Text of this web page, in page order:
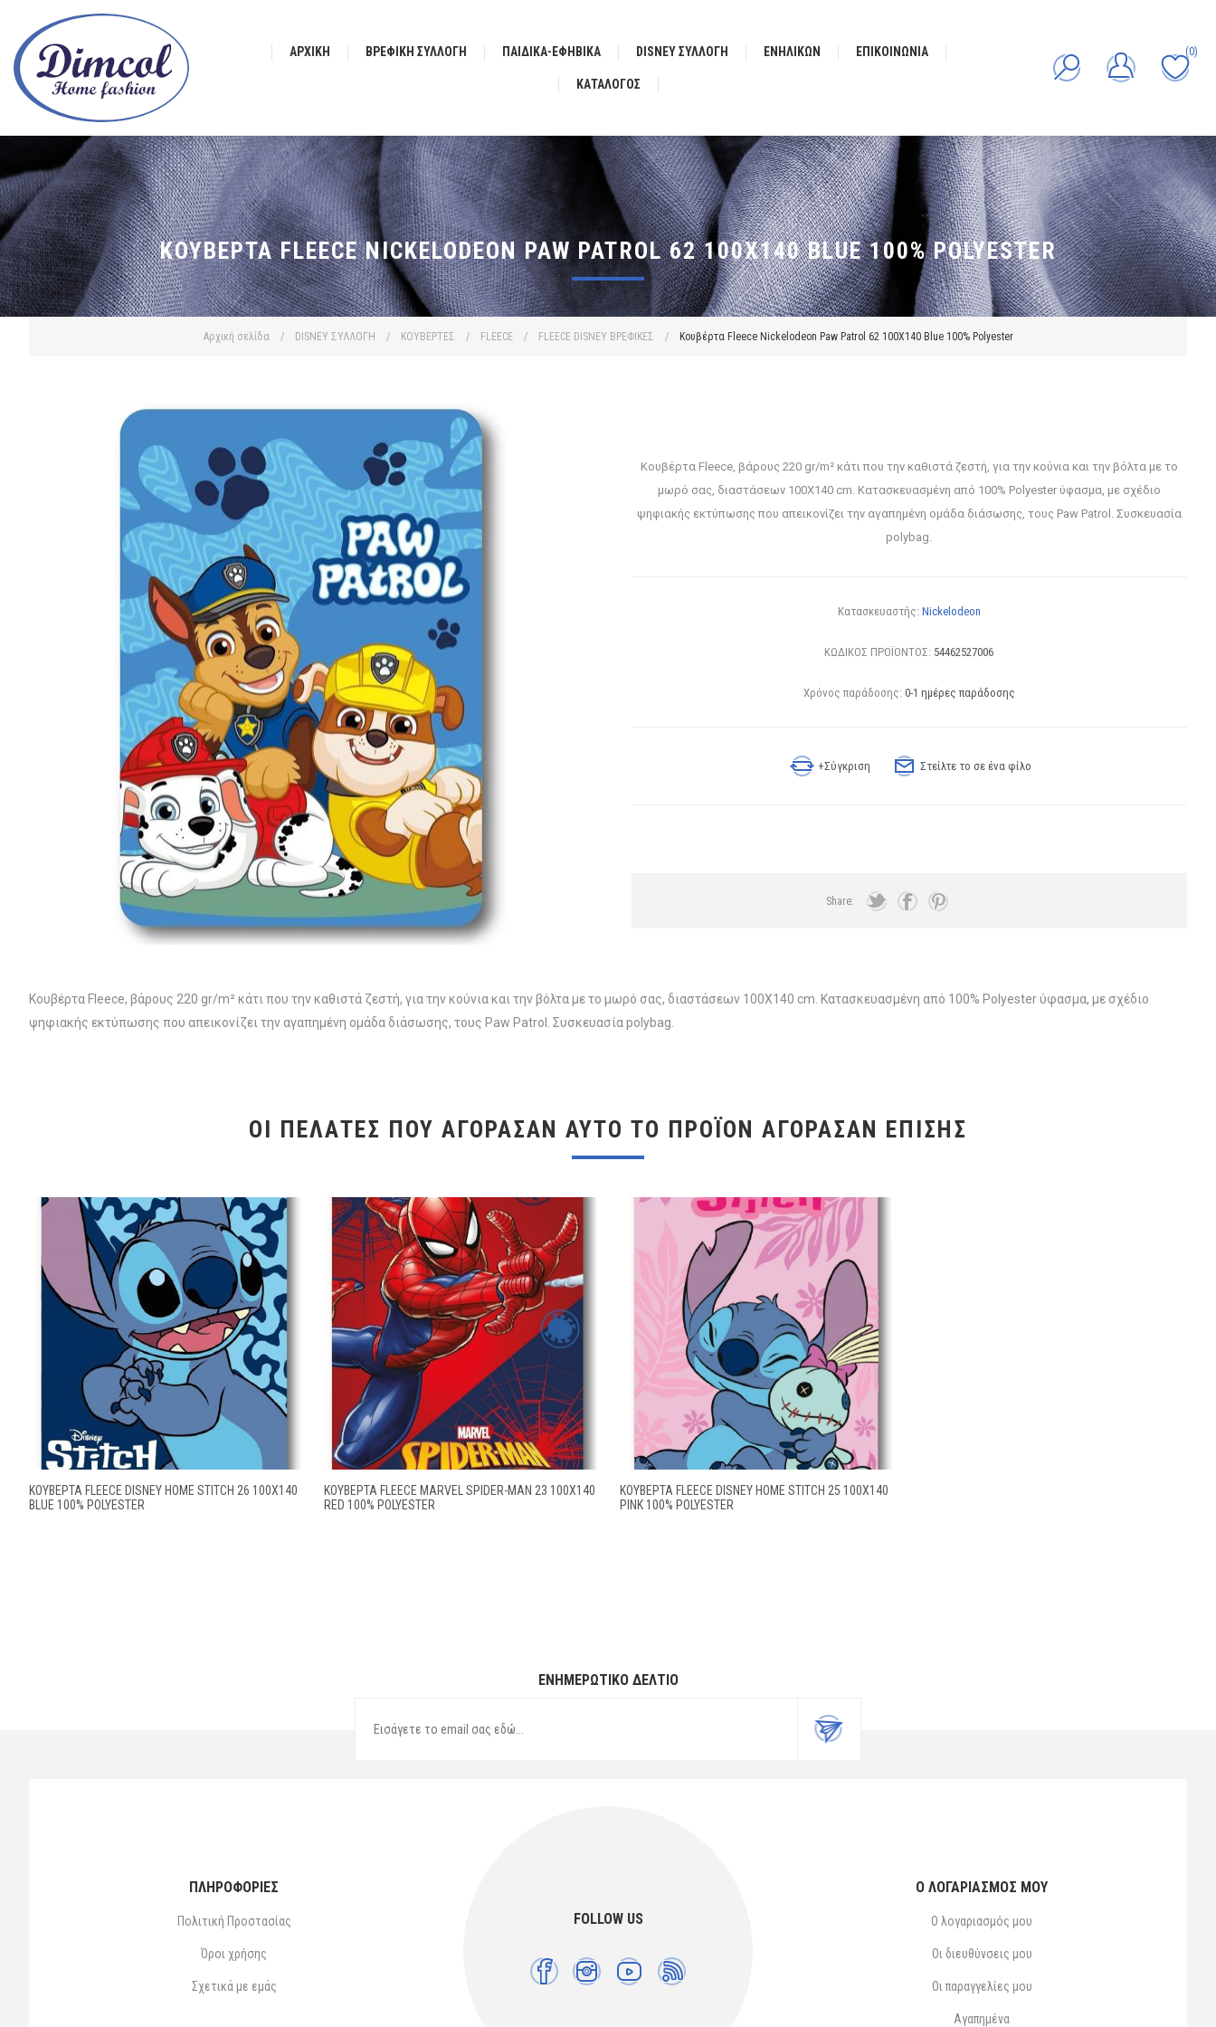
ΑΡΧΙΚΉ ΒΡΕΦΙΚΗ ΣΥΛΛΟΓΗ ΠΑΙΔΙΚΑ-ΕΦΗΒΙΚΑ DISNEY ΣΥΛΛΟΓΗ ΕΝΗΛΙΚΩΝ ΕΠΙΚΟΙΝΩΝΊΑ
ΚΑΤΆΛΟΓΟΣ
(0)
Αρχική σελίδα / DISNEY ΣΥΛΛΟΓΗ / ΚΟΥΒΕΡΤΕΣ / FLEECE / FLEECE DISNEY ΒΡΕΦΙΚΕΣ / Κουβέρτα Fleece Nickelodeon Paw Patrol 62 100X140 Blue 100% Polyester
ΚΟΥΒΈΡΤΑ FLEECE NICKELODEON PAW PATROL 62 100X140 BLUE 100% POLYESTER
Κουβέρτα Fleece, βάρους 220 gr/m² κάτι που την καθιστά ζεστή, για την κούνια και την βόλτα με το
μωρό σας, διαστάσεων 100X140 cm. Κατασκευασμένη από 100% Polyester ύφασμα, με σχέδιο
ψηφιακής εκτύπωσης που απεικονίζει την αγαπημένη ομάδα διάσωσης, τους Paw Patrol. Συσκευασία
polybag.
Κατασκευαστής: Nickelodeon
ΚΩΔΙΚΟΣ ΠΡΟΪΟΝΤΟΣ: 54462527006
Χρόνος παράδοσης: 0-1 ημέρες παράδοσης
+Σύγκριση Στείλτε το σε ένα φίλο
Share:
Κουβέρτα Fleece, βάρους 220 gr/m² κάτι που την καθιστά ζεστή, για την κούνια και την βόλτα με το μωρό σας, διαστάσεων 100X140 cm. Κατασκευασμένη από 100% Polyester ύφασμα, με σχέδιο
ψηφιακής εκτύπωσης που απεικονίζει την αγαπημένη ομάδα διάσωσης, τους Paw Patrol. Συσκευασία polybag.
ΟΙ ΠΕΛΆΤΕΣ ΠΟΥ ΑΓΌΡΑΣΑΝ ΑΥΤΌ ΤΟ ΠΡΟΪΌΝ ΑΓΌΡΑΣΑΝ ΕΠΊΣΗΣ
ΚΟΥΒΈΡΤΑ FLEECE DISNEY HOME STITCH 26 100X140
BLUE 100% POLYESTER
ΚΟΥΒΈΡΤΑ FLEECE MARVEL SPIDER-MAN 23 100X140
RED 100% POLYESTER
ΚΟΥΒΈΡΤΑ FLEECE DISNEY HOME STITCH 25 100X140
PINK 100% POLYESTER
ΕΝΗΜΕΡΩΤΙΚΌ ΔΕΛΤΊΟ
FOLLOW US
ΠΛΗΡΟΦΟΡΙΕΣ
Πολιτική Προστασίας
Όροι χρήσης
Σχετικά με εμάς
Ο ΛΟΓΑΡΙΑΣΜΌΣ ΜΟΥ
Ο λογαριασμός μου
Οι διευθύνσεις μου
Οι παραγγελίες μου
Αγαπημένα